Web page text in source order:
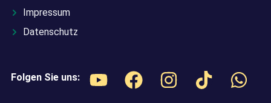
Folgen Sie uns:
Impressum
Datenschutz